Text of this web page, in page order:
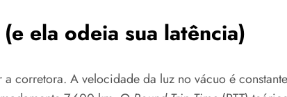
ela odeia sua latência)
corretora. A velocidade da luz no vácuo é